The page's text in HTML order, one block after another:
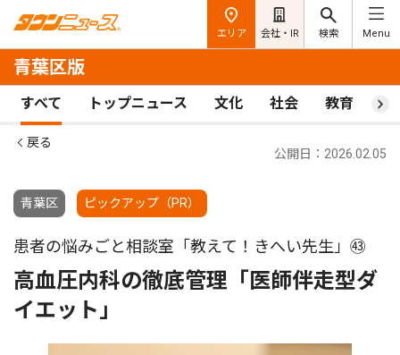
エリア 会社・IR 検索 Menu
青葉区版
すべて トップニュース 文化 社会 教育 ス
戻る
青葉区 ピックアップ（PR）
公開日：2026.02.05
患者の悩みごと相談室「教えて！きへい先生」㊸
高血圧内科の徹底管理「医師伴走型ダ
イエット」